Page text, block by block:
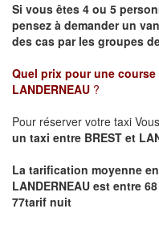
Si vous êtes 4 ou 5
pensez à demander un
des cas par les groupes
Quel prix pour une
LANDERNEAU ?
Pour réserver votre taxi
un taxi entre BREST et
La tarification moyenne
LANDERNEAU est entre
77tarif nuit